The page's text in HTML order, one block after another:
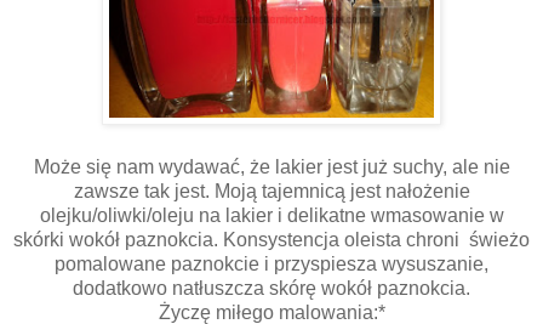
Może się nam wydawać, że lakier jest już suchy, ale nie
zawsze tak jest. Moją tajemnicą jest nałożenie
olejku/oliwki/oleju na lakier i delikatne wmasowanie w
skórki wokół paznokcia. Konsystencja oleista chroni świeżo
pomalowane paznokcie i przyspiesza wysuszanie,
dodatkowo natłuszcza skórę wokół paznokcia.
Życzę miłego malowania:*